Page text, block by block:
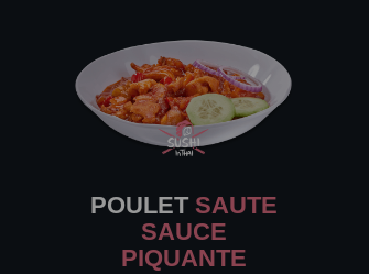
POULETSAUTE
SAUCE
PIQUANTE